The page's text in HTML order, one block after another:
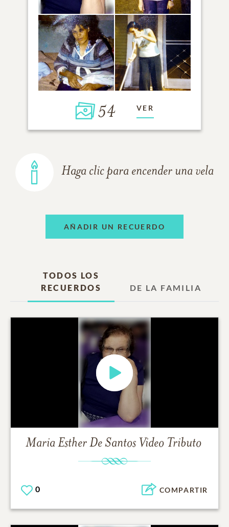
54 VER
Haga clic para encender una vela
AÑADIR UN RECUERDO
TODOS LOS
RECUERDOS
DE LA FAMILIA
Maria Esther De Santos Video Tributo
0 COMPARTIR